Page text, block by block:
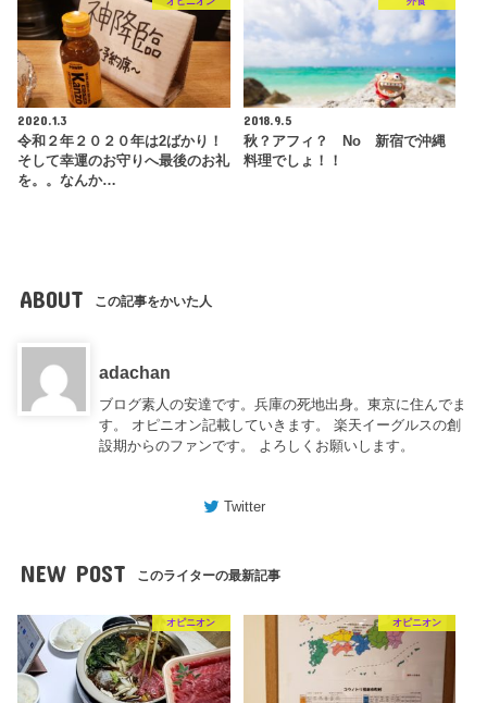
2020.1.3
令和２年２０２０年は2ばかり！
そして幸運のお守りへ最後のお礼
を。。なんか…
2018.9.5
秋？アフィ？ No 新宿で沖縄
料理でしょ！！
ABOUT この記事をかいた人
adachan
ブログ素人の安達です。兵庫の死地出身。東京に住んでま
す。 オピニオン記載していきます。 楽天イーグルスの創
設期からのファンです。 よろしくお願いします。
Twitter
NEW POST このライターの最新記事
オピニオン オピニオン